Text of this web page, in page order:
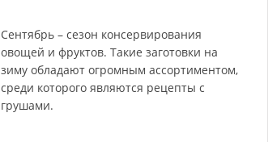
Сентябрь – сезон консервирования
овощей и фруктов. Такие заготовки на
зиму обладают огромным ассортиментом,
среди которого являются рецепты с
грушами.